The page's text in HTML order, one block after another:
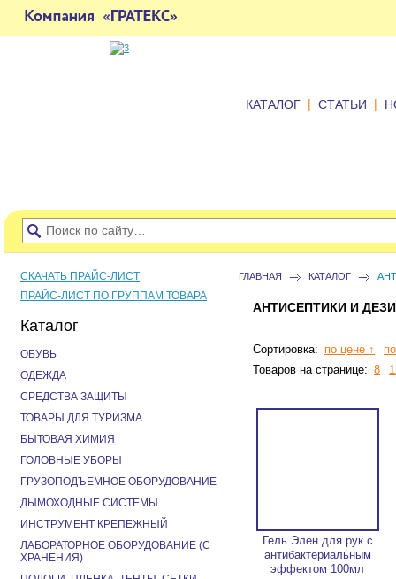
КАТАЛОГ | СТАТЬИ |
ГЛАВНАЯ КАТАЛОГ
АНТИСЕПТИКИ И
Сортировка: по цене ↑
Товаров на странице: 8
Гель Элен для рук с
антибактериальным
эффектом 100мл
СКАЧАТЬ ПРАЙС-ЛИСТ
ПРАЙС-ЛИСТ ПО ГРУППАМ ТОВАРА
Каталог
ОБУВЬ
ОДЕЖДА
СРЕДСТВА ЗАЩИТЫ
ТОВАРЫ ДЛЯ ТУРИЗМА
БЫТОВАЯ ХИМИЯ
ГОЛОВНЫЕ УБОРЫ
ГРУЗОПОДЪЕМНОЕ ОБОРУДОВАНИЕ
ДЫМОХОДНЫЕ СИСТЕМЫ
ИНСТРУМЕНТ КРЕПЕЖНЫЙ
ЛАБОРАТОРНОЕ ОБОРУДОВАНИЕ (С
ХРАНЕНИЯ)